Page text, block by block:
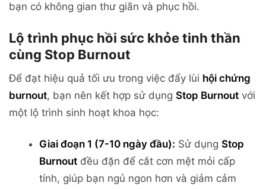
bạn có không gian thư giãn và phục hồi.
Lộ trình phục hồi sức khỏe tinh thần
cùng Stop Burnout
Để đạt hiệu quả tối ưu trong việc đẩy lùi hội chứng
burnout, bạn nên kết hợp sử dụng Stop Burnout với
một lộ trình sinh hoạt khoa học:
Giai đoạn 1 (7-10 ngày đầu): Sử dụng Stop
Burnout đều đặn để cắt cơn mệt mỏi cấp
tính, giúp bạn ngủ ngon hơn và giảm cảm